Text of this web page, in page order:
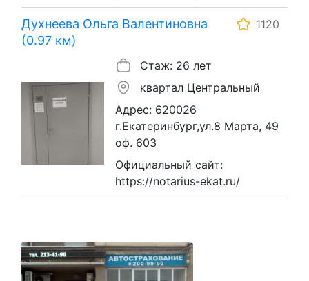
Духнеева Ольга Валентиновна
(0.97 км)
1120
Стаж: 26 лет
квартал Центральный
Адрес: 620026
г.Екатеринбург,ул.8 Марта, 49
оф. 603
Официальный сайт:
https://notarius-ekat.ru/